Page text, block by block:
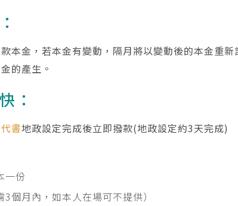
本金，若本金有變動，隔月將以變動後的本金重
的產生。
：
書地政設定完成後立即撥款(地政設定約3天完成)
一份
個月內，如本人在場可不提供）